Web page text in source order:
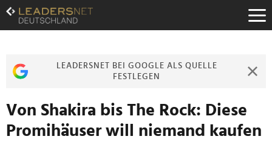
Zum
Inhalt
Zur
Zur
LEADERSNET BEI GOOGLE ALS QUELLE
FESTLEGEN
Von Shakira bis The Rock: Diese
Promihäuser will niemand kaufen